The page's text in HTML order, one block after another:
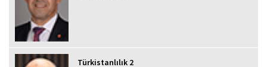
Türkistanlılık 2